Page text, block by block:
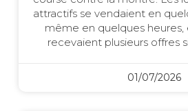
attractifs se vendaient en
même en quelques heures,
recevaient plusieurs offres
01/07/2026